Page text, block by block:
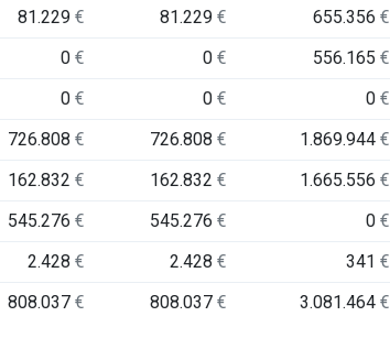
81.229€ 81.229€ 655.356€
0€ 0€ 556.165€
0€ 0€ 0€
726.808€ 726.808€ 1.869.944€
162.832€ 162.832€ 1.665.556€
545.276€ 545.276€ 0€
2.428€ 2.428€ 341€
808.037€ 808.037€ 3.081.464€